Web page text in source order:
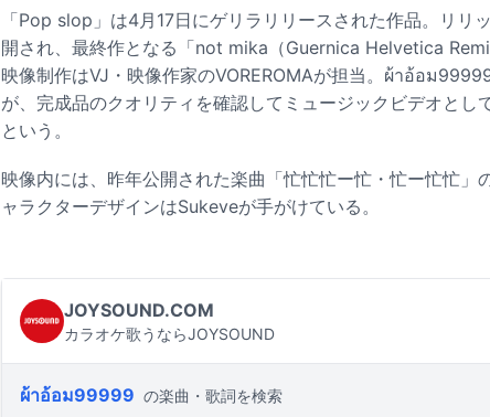
「Pop slop」は4月17日にゲリラリリースされた作品。リリ
開され、最終作となる「not mika（Guernica Helvetica
映像制作はVJ・映像作家のVOREROMAが担当。ผ้าอ้อม
が、完成品のクオリティを確認してミュージックビデオとし
という。
映像内には、昨年公開された楽曲「忙忙忙ー忙・忙ー忙忙」
ャラクターデザインはSukeveが手がけている。
JOYSOUND.COM
カラオケ歌うならJOYSOUND
ผ้าอ้อม99999 の楽曲・歌詞を検索